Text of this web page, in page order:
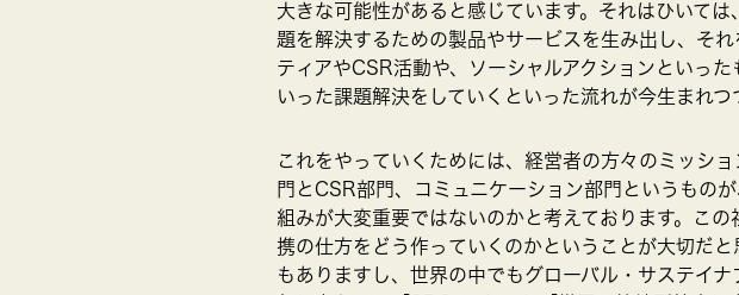
大きな可能性があると感じています。それはひいて
題を解決するための製品やサービスを生み出し、そ
ティアやCSR活動や、ソーシャルアクションといっ
いった課題解決をしていくといった流れが今生まれつ
これをやっていくためには、経営者の方々のミッシ
門とCSR部門、コミュニケーション部門というもの
組みが大変重要ではないのかと考えております。こ
携の仕方をどう作っていくのかということが大切だ
もありますし、世界の中でもグローバル・サステイ